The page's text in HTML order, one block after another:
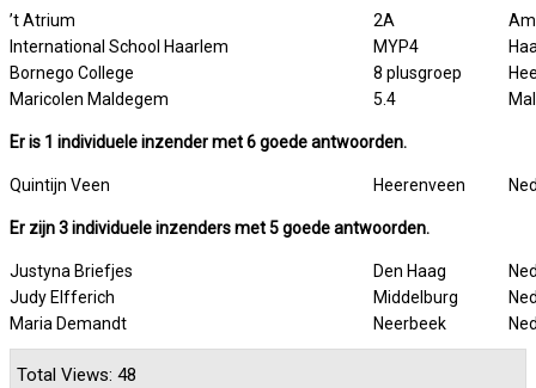
’t Atrium 2A
International School Haarlem
MYP4
Bornego College
8 plusgroep
Maricolen Maldegem
5.4
Er is 1 individuele inzender met 6 goede antwoorden.
Quintijn Veen Heerenveen
Er zijn 3 individuele inzenders met 5 goede antwoorden.
Justyna Briefjes Den Haag
Judy Elfferich
Middelburg
Maria Demandt
Neerbeek
Total Views: 48